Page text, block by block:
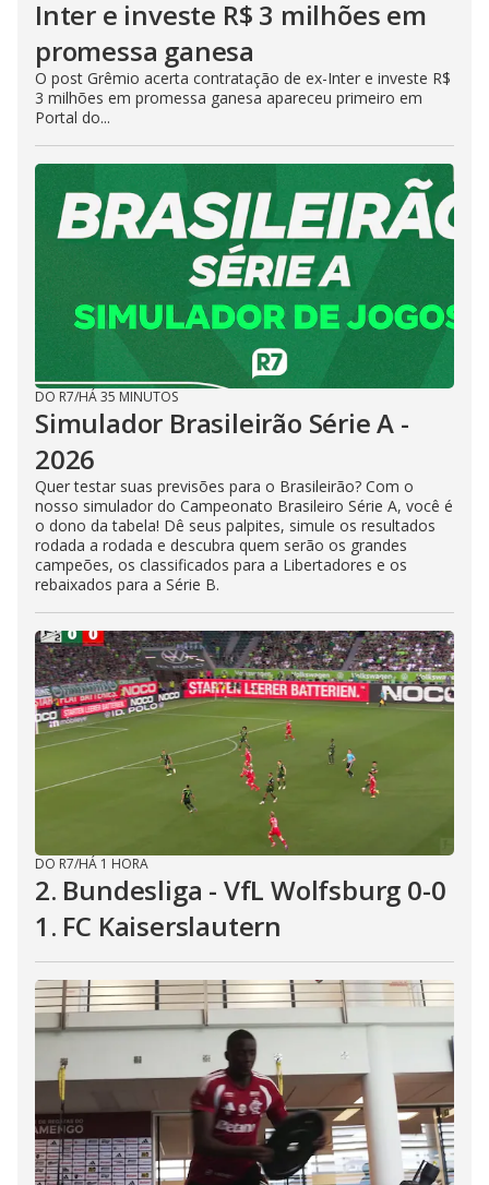
Inter e investe R$ 3 milhões em
promessa ganesa
O post Grêmio acerta contratação de ex-Inter e investe R$
3 milhões em promessa ganesa apareceu primeiro em
Portal do...
DO R7/HÁ 35 MINUTOS
Simulador Brasileirão Série A -
2026
Quer testar suas previsões para o Brasileirão? Com o
nosso simulador do Campeonato Brasileiro Série A, você é
o dono da tabela! Dê seus palpites, simule os resultados
rodada a rodada e descubra quem serão os grandes
campeões, os classificados para a Libertadores e os
rebaixados para a Série B.
DO R7/HÁ 1 HORA
2. Bundesliga - VfL Wolfsburg 0-0
1. FC Kaiserslautern